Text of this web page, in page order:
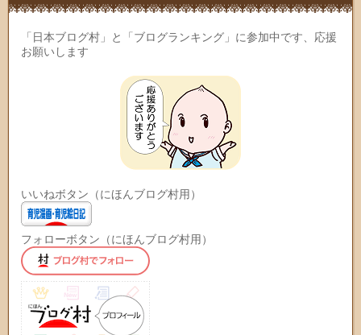
「日本ブログ村」と「ブログランキング」に参加中です、応援
お願いします
いいねボタン（にほんブログ村用）
フォローボタン（にほんブログ村用）